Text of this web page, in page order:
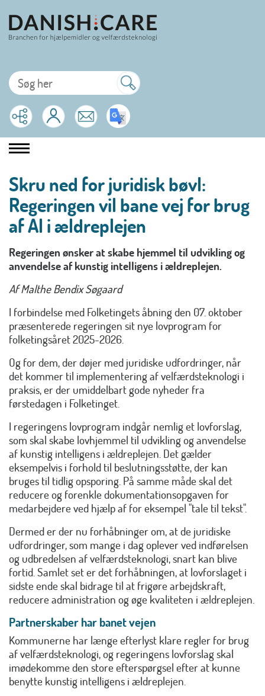
Skru ned for juridisk bøvl:
Regeringen vil bane vej for brug
af AI i ældreplejen
Regeringen ønsker at skabe hjemmel til udvikling og
anvendelse af kunstig intelligens i ældreplejen.
Af Malthe Bendix Søgaard
I forbindelse med Folketingets åbning den 07. oktober
præsenterede regeringen sit nye lovprogram for
folketingsåret 2025-2026.
Og for dem, der døjer med juridiske udfordringer, når
det kommer til implementering af velfærdsteknologi i
praksis, er der umiddelbart gode nyheder fra
førstedagen i Folketinget.
I regeringens lovprogram indgår nemlig et lovforslag,
som skal skabe lovhjemmel til udvikling og anvendelse
af kunstig intelligens i ældreplejen. Det gælder
eksempelvis i forhold til beslutningsstøtte, der kan
bruges til tidlig opsporing. På samme måde skal det
reducere og forenkle dokumentationsopgaven for
medarbejdere ved hjælp af for eksempel "tale til tekst".
Dermed er der nu forhåbninger om, at de juridiske
udfordringer, som mange i dag oplever ved indførelsen
og udbredelsen af velfærdsteknologi, snart kan blive
fortid. Samlet set er det forhåbningen, at lovforslaget i
sidste ende skal bidrage til at frigøre arbejdskraft,
reducere administration og øge kvaliteten i ældreplejen.
Partnerskaber har banet vejen
Kommunerne har længe efterlyst klare regler for brug
af velfærdsteknologi, og regeringens lovforslag skal
imødekomme den store efterspørgsel efter at kunne
benytte kunstig intelligens i ældreplejen.